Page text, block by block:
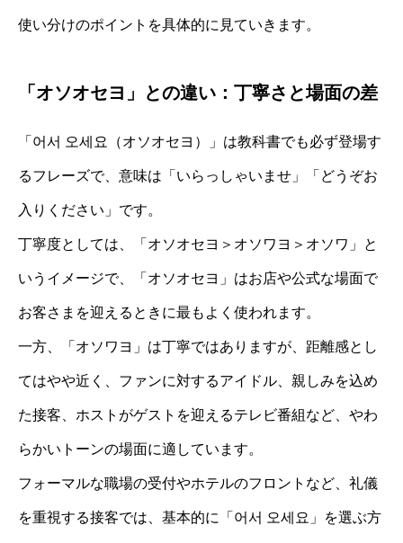
使い分けのポイントを具体的に見ていきます。
「オソオセヨ」との違い：丁寧さと場面の差
「어서 오세요（オソオセヨ）」は教科書でも必ず登場す
るフレーズで、意味は「いらっしゃいませ」「どうぞお
入りください」です。
丁寧度としては、「オソオセヨ＞オソワヨ＞オソワ」と
いうイメージで、「オソオセヨ」はお店や公式な場面で
お客さまを迎えるときに最もよく使われます。
一方、「オソワヨ」は丁寧ではありますが、距離感とし
てはやや近く、ファンに対するアイドル、親しみを込め
た接客、ホストがゲストを迎えるテレビ番組など、やわ
らかいトーンの場面に適しています。
フォーマルな職場の受付やホテルのフロントなど、礼儀
を重視する接客では、基本的に「어서 오세요」を選ぶ方